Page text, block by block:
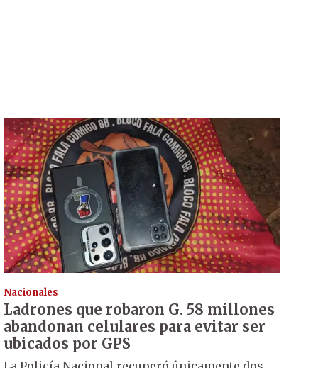
Nacionales
Ladrones que robaron G. 58 millones
abandonan celulares para evitar ser
ubicados por GPS